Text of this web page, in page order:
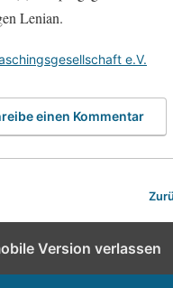
Lenian.
e.V.
einen Kommentar
Version verlassen